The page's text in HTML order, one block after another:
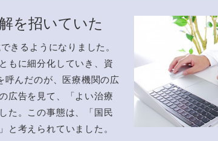
を招いていた
きるようになりました。
もに細分化していき、資
呼んだのが、医療機関の広
広告を見て、「よい治療
た。この事態は、「国民
と考えられていました。